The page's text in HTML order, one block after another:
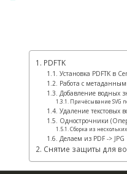
PDFTK
Установка PDFTK в
Работа с
Добавление водных
Причёсывание SVG
Удаление текстовых
Однострочники
Сборка из
Делаем из PDF -> JPG
Снятие защиты для